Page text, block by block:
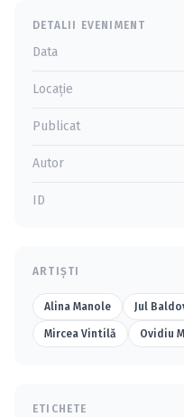
DETALII EVENIMENT
Data
Locație
Publicat
Autor
ID
ARTIȘTI
Alina Manole Jul
Mircea Vintilă Ovidiu
ETICHETE